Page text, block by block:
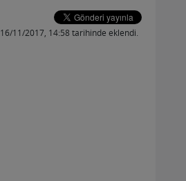
16/11/2017, 14:58 tarihinde eklendi.